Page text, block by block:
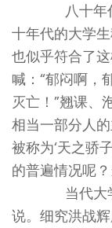
八十年
十年代的大学
也似乎符合了
喊：“郁闷啊，
灭亡！”翘课、
相当一部分人
被称为‘天之骄
的普遍情况呢
当代大学
说。细究洪战